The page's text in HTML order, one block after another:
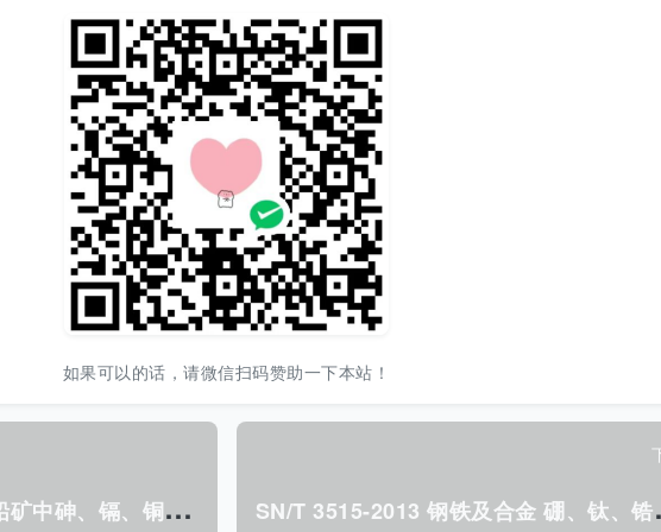
如果可以的话，请微信扫码赞助一下本站！
S
N/T 3510-2013 进出口铅矿中砷、镉、铜、镍、铅、锌的测定 电感耦合等离子体原子发射光谱法.pdf N/T 3515-